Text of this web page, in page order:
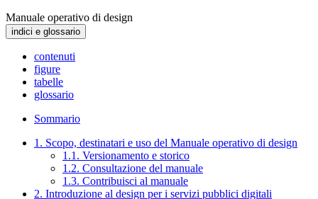
Manuale operativo di design
indici e glossario
contenuti
figure
tabelle
glossario
Sommario
1. Scopo, destinatari e uso del Manuale operativo di design
1.1. Versionamento e storico
1.2. Consultazione del manuale
1.3. Contribuisci al manuale
2. Introduzione al design per i servizi pubblici digitali